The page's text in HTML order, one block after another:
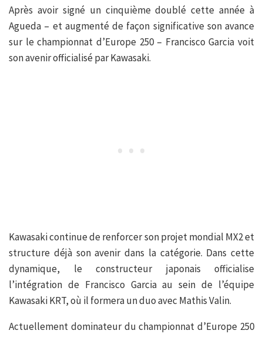
Après avoir signé un cinquième doublé cette année à
Agueda – et augmenté de façon significative son avance
sur le championnat d’Europe 250 – Francisco Garcia voit
son avenir officialisé par Kawasaki.
Kawasaki continue de renforcer son projet mondial MX2 et
structure déjà son avenir dans la catégorie. Dans cette
dynamique, le constructeur japonais officialise
l’intégration de Francisco Garcia au sein de l’équipe
Kawasaki KRT, où il formera un duo avec Mathis Valin.
Actuellement dominateur du championnat d’Europe 250